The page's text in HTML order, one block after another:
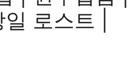
로스트 |